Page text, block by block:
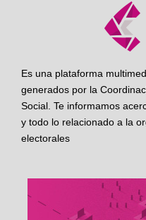
Es una plataforma
generados por la
Social. Te informamos
y todo lo relacionado a la
electorales